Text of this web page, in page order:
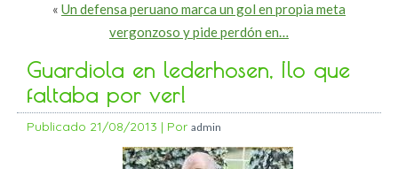
« Un defensa peruano marca un gol en propia meta
vergonzoso y pide perdón en…
Guardiola en lederhosen, ¡lo que
faltaba por ver!
Publicado 21/08/2013 | Por admin